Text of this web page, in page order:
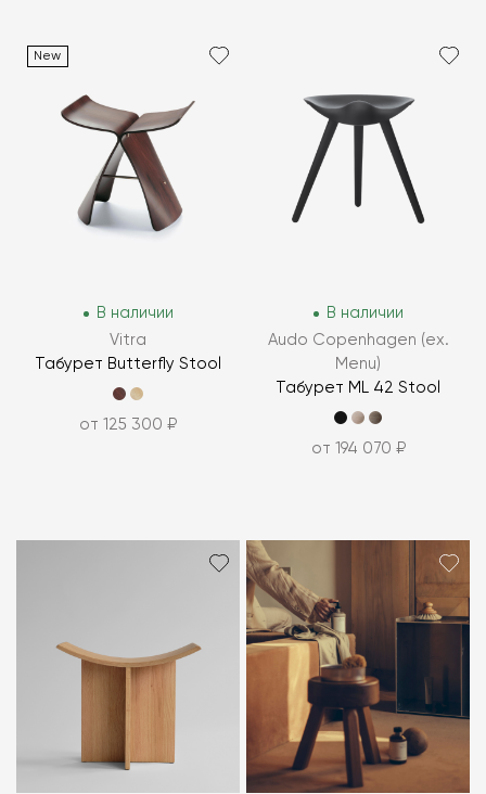
New
В наличии
Vitra
Табурет Butterfly Stool
от 125 300 ₽
В наличии
Audo Copenhagen (ex.
Menu)
Табурет ML 42 Stool
от 194 070 ₽